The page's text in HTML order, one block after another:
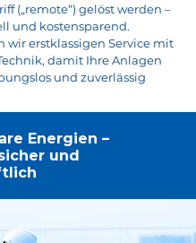
(„remote“) gelöst werden –
und kostensparend.
wir erstklassigen Service mit
damit Ihre Anlagen
und zuverlässig
Energien –
und